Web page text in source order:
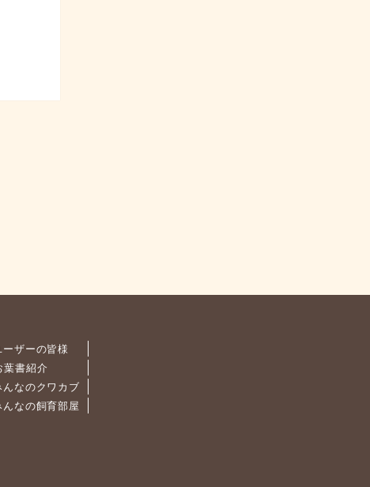
ーザーの皆様
葉書紹介
んなのクワカブ
んなの飼育部屋